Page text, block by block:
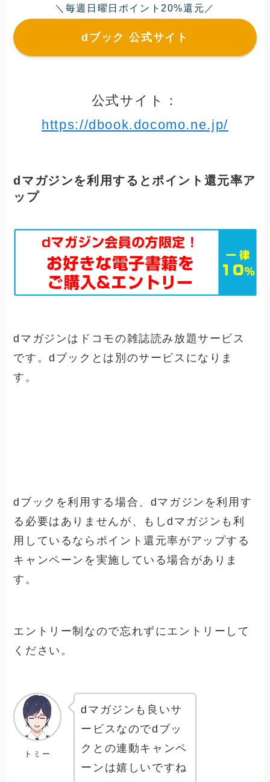
＼毎週日曜日ポイント20%還元／
dブック 公式サイト
公式サイト：
https://dbook.docomo.ne.jp/
dマガジンを利用するとポイント還元率ア
ップ
dマガジンはドコモの雑誌読み放題サービス
です。dブックとは別のサービスになりま
す。
dブックを利用する場合、dマガジンを利用す
る必要はありませんが、もしdマガジンも利
用しているならポイント還元率がアップする
キャンペーンを実施している場合がありま
す。
エントリー制なので忘れずにエントリーして
ください。
トミー
dマガジンも良いサ
ービスなのでdブッ
クとの連動キャンペ
ーンは嬉しいですね